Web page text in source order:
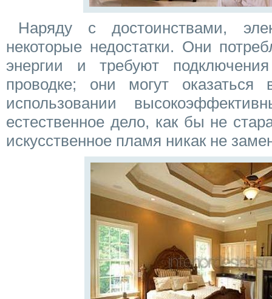
Наряду с достоинствами,
некоторые недостатки. Они
энергии и требуют
проводке; они могут
использовании
естественное дело, как бы не
искусственное пламя никак не